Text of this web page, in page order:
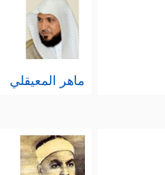
ماهر المعيقلي